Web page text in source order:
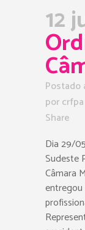
12
Postado
porcrfpa
Share
Dia 29/
Sudeste
Câmara